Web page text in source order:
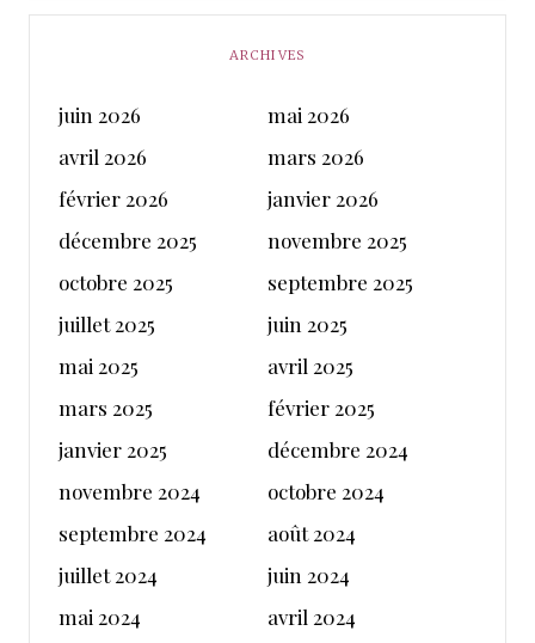
ARCHIVES
juin 2026
mai 2026
avril 2026
mars 2026
février 2026
janvier 2026
décembre 2025
novembre 2025
octobre 2025
septembre 2025
juillet 2025
juin 2025
mai 2025
avril 2025
mars 2025
février 2025
janvier 2025
décembre 2024
novembre 2024
octobre 2024
septembre 2024
août 2024
juillet 2024
juin 2024
mai 2024
avril 2024